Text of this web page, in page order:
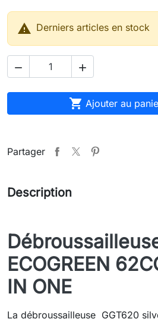
 Derniers articles en stock
 
 Ajouter au
Partager
Description
ECOGREEN
IN ONE
La débroussailleuse GGT620